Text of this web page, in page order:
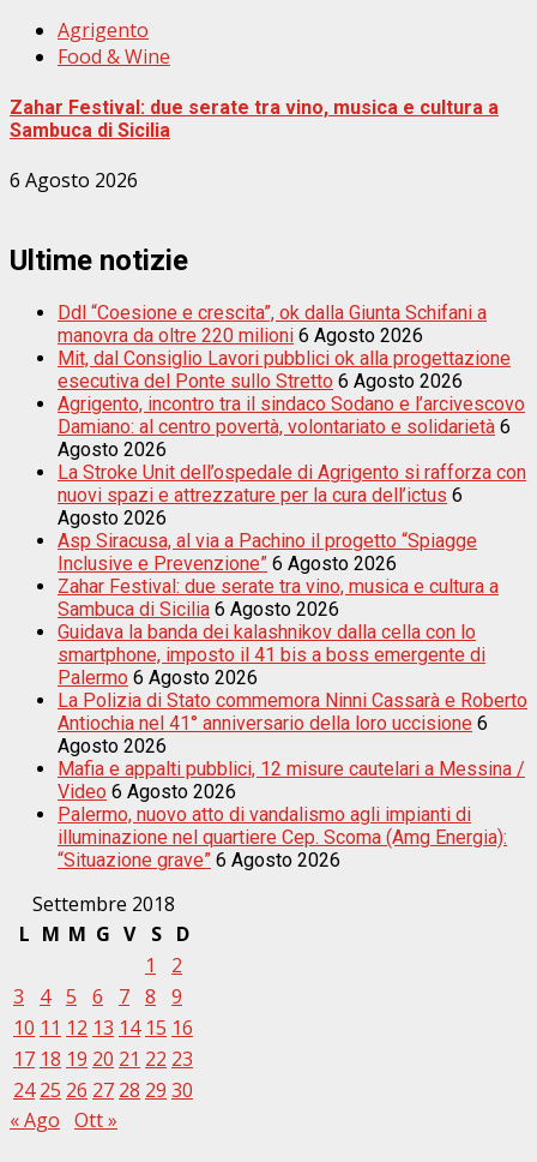
Agrigento
Food & Wine
Zahar Festival: due serate tra vino, musica e cultura a
Sambuca di Sicilia
6 Agosto 2026
Ultime notizie
Ddl “Coesione e crescita”, ok dalla Giunta Schifani a
manovra da oltre 220 milioni 6 Agosto 2026
Mit, dal Consiglio Lavori pubblici ok alla progettazione
esecutiva del Ponte sullo Stretto 6 Agosto 2026
Agrigento, incontro tra il sindaco Sodano e l’arcivescovo
Damiano: al centro povertà, volontariato e solidarietà 6
Agosto 2026
La Stroke Unit dell’ospedale di Agrigento si rafforza con
nuovi spazi e attrezzature per la cura dell’ictus 6
Agosto 2026
Asp Siracusa, al via a Pachino il progetto “Spiagge
Inclusive e Prevenzione” 6 Agosto 2026
Zahar Festival: due serate tra vino, musica e cultura a
Sambuca di Sicilia 6 Agosto 2026
Guidava la banda dei kalashnikov dalla cella con lo
smartphone, imposto il 41 bis a boss emergente di
Palermo 6 Agosto 2026
La Polizia di Stato commemora Ninni Cassarà e Roberto
Antiochia nel 41° anniversario della loro uccisione 6
Agosto 2026
Mafia e appalti pubblici, 12 misure cautelari a Messina /
Video 6 Agosto 2026
Palermo, nuovo atto di vandalismo agli impianti di
illuminazione nel quartiere Cep. Scoma (Amg Energia):
“Situazione grave” 6 Agosto 2026
Settembre 2018
L M M G V S
D
1
2
3
4 5 6 7 8
9
10 11 12 13 14 15 16
17 18 19 20 21 22 23
24 25 26 27 28 29 30
« Ago Ott »